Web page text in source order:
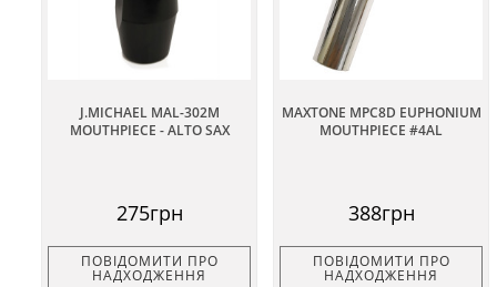
J.MICHAEL MAL-302M
MOUTHPIECE - ALTO SAX
275грн
ПОВІДОМИТИ ПРО
НАДХОДЖЕННЯ
MAXTONE MPC8D EUPHONIUM
MOUTHPIECE #4AL
388грн
ПОВІДОМИТИ ПРО
НАДХОДЖЕННЯ